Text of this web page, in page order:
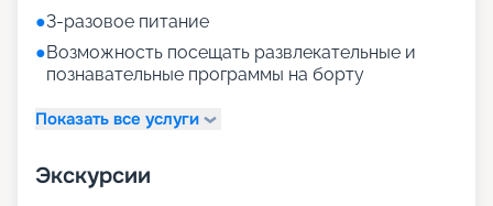
●3-разовое питание
●Возможность посещать развлекательные и
познавательные программы на борту
Показать все услуги
Экскурсии